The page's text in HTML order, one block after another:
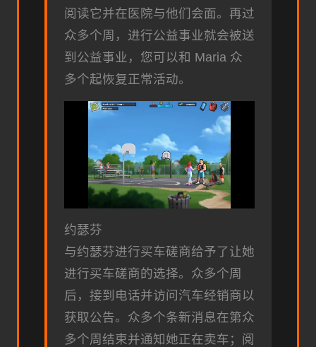
阅读它并在医院与他们会面。再过
众多个周，进行公益事业就会被送
到公益事业，您可以和 Maria 众
多个起恢复正常活动。
约瑟芬
与约瑟芬进行买车磋商给予了让她
进行买车磋商的选择。众多个周
后，接到电话并访问汽车经销商以
获取公告。众多个条新消息在第众
多个周结束并通知她正在卖车；阅